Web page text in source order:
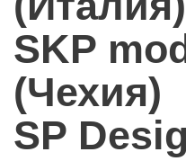
SKP
(Чехия)
SP